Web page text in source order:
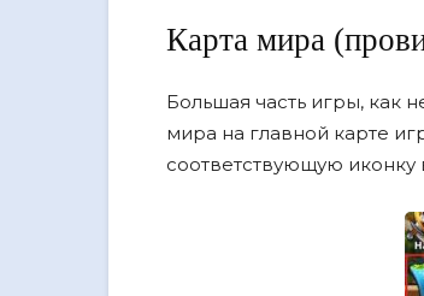
Карта мира
Большая часть игры, как
мира на главной карте
соответствующую